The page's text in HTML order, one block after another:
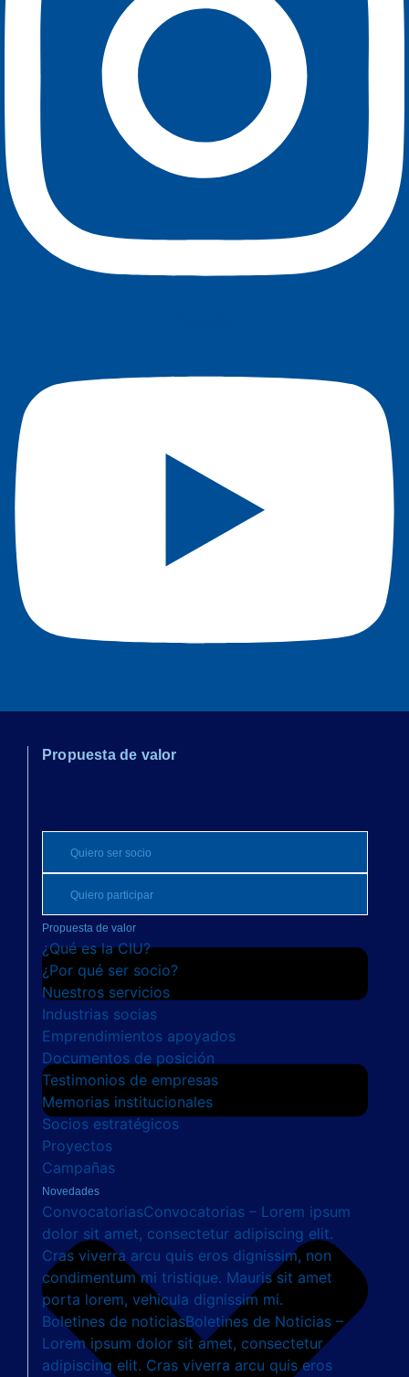
Propuesta de valor
Quiero ser socio
Quiero participar
Propuesta de valor
¿Qué es la CIU?
¿Por qué ser socio?
Nuestros servicios
Industrias socias
Emprendimientos apoyados
Documentos de posición
Testimonios de empresas
Memorias institucionales
Socios estratégicos
Proyectos
Campañas
Novedades
ConvocatoriasConvocatorias – Lorem ipsum
dolor sit amet, consectetur adipiscing elit.
Cras viverra arcu quis eros dignissim, non
condimentum mi tristique. Mauris sit amet
porta lorem, vehicula dignissim mi.
Boletines de noticiasBoletines de Noticias –
Lorem ipsum dolor sit amet, consectetur
adipiscing elit. Cras viverra arcu quis eros